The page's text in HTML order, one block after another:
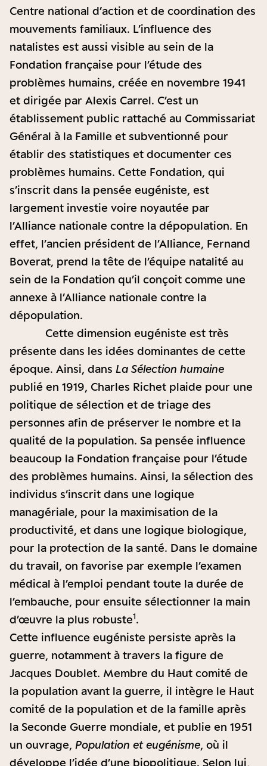
Centre national d’action et de coordination des
mouvements familiaux. L’influence des
natalistes est aussi visible au sein de la
Fondation française pour l’étude des
problèmes humains, créée en novembre 1941
et dirigée par Alexis Carrel. C’est un
établissement public rattaché au Commissariat
Général à la Famille et subventionné pour
établir des statistiques et documenter ces
problèmes humains. Cette Fondation, qui
s’inscrit dans la pensée eugéniste, est
largement investie voire noyautée par
l’Alliance nationale contre la dépopulation. En
effet, l’ancien président de l’Alliance, Fernand
Boverat, prend la tête de l’équipe natalité au
sein de la Fondation qu’il conçoit comme une
annexe à l’Alliance nationale contre la
dépopulation.
Cette dimension eugéniste est très
présente dans les idées dominantes de cette
époque. Ainsi, dans La Sélection humaine
publié en 1919, Charles Richet plaide pour une
politique de sélection et de triage des
personnes afin de préserver le nombre et la
qualité de la population. Sa pensée influence
beaucoup la Fondation française pour l’étude
des problèmes humains. Ainsi, la sélection des
individus s’inscrit dans une logique
managériale, pour la maximisation de la
productivité, et dans une logique biologique,
pour la protection de la santé. Dans le domaine
du travail, on favorise par exemple l’examen
médical à l’emploi pendant toute la durée de
l’embauche, pour ensuite sélectionner la main
d’œuvre la plus robuste1.
Cette influence eugéniste persiste après la
guerre, notamment à travers la figure de
Jacques Doublet. Membre du Haut comité de
la population avant la guerre, il intègre le Haut
comité de la population et de la famille après
la Seconde Guerre mondiale, et publie en 1951
un ouvrage, Population et eugénisme, où il
développe l’idée d’une biopolitique. Selon lui,